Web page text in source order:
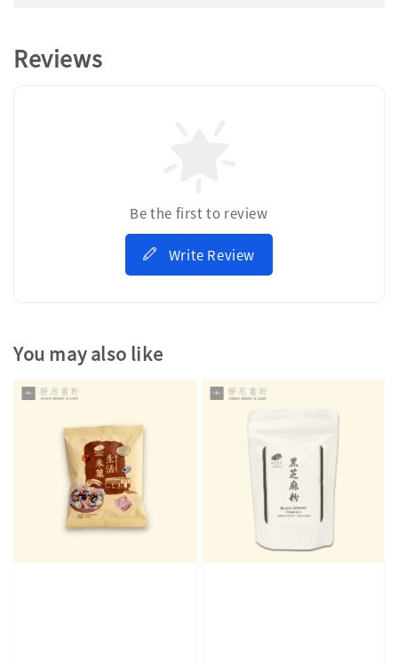
Reviews
Be the first to review
Write Review
You may also like